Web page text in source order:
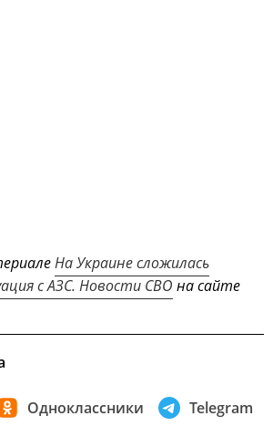
На Украине сложилась
с АЗС. Новости СВО на сайте
Одноклассники Telegram